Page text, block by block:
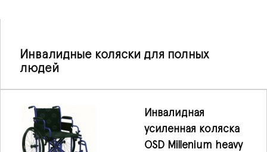
Инвалидные коляски для полных
людей
Инвалидная
усиленная коляска
OSD Millenium heavy